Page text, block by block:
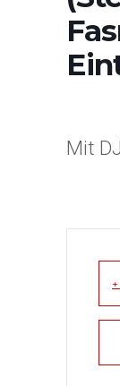
Mit